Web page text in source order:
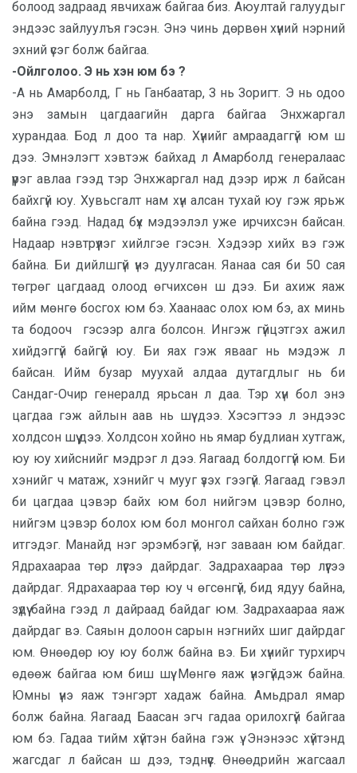
болоод задраад явчихаж байгаа биз. Аюултай галуудыг
эндээс зайлуулъя гэсэн. Энэ чинь дөрвөн хүний нэрний
эхний үсэг болж байгаа.
-Ойлголоо. Э нь хэн юм бэ ?
-А нь Амарболд, Г нь Ганбаатар, З нь Зоригт. Э нь одоо
энэ замын цагдаагийн дарга байгаа Энхжаргал
хурандаа. Бод л доо та нар. Хүнийг амраадаггүй юм ш
дээ. Эмнэлэгт хэвтэж байхад л Амарболд генералаас
үүрэг авлаа гээд тэр Энхжаргал над дээр ирж л байсан
байхгүй юу. Хувьсгалт нам хүн алсан тухай юу гэж ярьж
байна гээд. Надад бүх мэдээлэл уже ирчихсэн байсан.
Надаар нэвтрүүлэг хийлгэе гэсэн. Хэдээр хийх вэ гэж
байна. Би дийлшгүй үнэ дуулгасан. Яанаа сая би 50 сая
төгрөг цагдаад олоод өгчихсөн ш дээ. Би ахиж яаж
ийм мөнгө босгох юм бэ. Хаанаас олох юм бэ, ах минь
та бодооч гэсээр алга болсон. Ингэж гүйцэтгэх ажил
хийдэггүй байгүй юу. Би яах гэж явааг нь мэдэж л
байсан. Ийм бузар муухай алдаа дутагдлыг нь би
Сандаг-Очир генералд ярьсан л даа. Тэр хүн бол энэ
цагдаа гэж айлын аав нь шүү дээ. Хэсэгтээ л эндээс
холдсон шүү дээ. Холдсон хойно нь ямар будлиан хутгаж,
юу юу хийснийг мэдрэг л дээ. Яагаад болдоггүй юм. Би
хэнийг ч матаж, хэнийг ч мууг үзэх гээгүй. Яагаад гэвэл
би цагдаа цэвэр байх юм бол нийгэм цэвэр болно,
нийгэм цэвэр болох юм бол монгол сайхан болно гэж
итгэдэг. Манайд нэг эрэмбэгүй, нэг заваан юм байдаг.
Ядрахаараа төр лүүгээ дайрдаг. Задрахаараа төр лүүгээ
дайрдаг. Ядрахаараа төр юу ч өгсөнгүй, бид ядуу байна,
зүдүү байна гээд л дайраад байдаг юм. Задрахаараа яаж
дайрдаг вэ. Саяын долоон сарын нэгнийх шиг дайрдаг
юм. Өнөөдөр юу юу болж байна вэ. Би хүнийг турхирч
өдөөж байгаа юм биш шүү. Мөнгө яаж үнэгүйдэж байна.
Юмны үнэ яаж тэнгэрт хадаж байна. Амьдрал ямар
болж байна. Яагаад Баасан эгч гадаа орилохгүй байгаа
юм бэ. Гадаа тийм хүйтэн байна гэж үү. Энэнээс хүйтэнд
жагсдаг л байсан ш дээ, тэднүүс. Өнөөдрийн жагсаал